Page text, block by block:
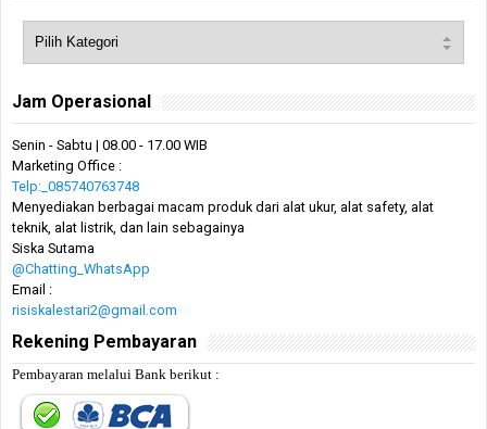
Jam Operasional
Senin - Sabtu | 08.00 - 17.00 WIB
Marketing Office :
Telp:_085740763748
Menyediakan berbagai macam produk dari alat ukur, alat safety, alat
teknik, alat listrik, dan lain sebagainya
Siska Sutama
@Chatting_WhatsApp
Email :
risiskalestari2@gmail.com
Rekening Pembayaran
Pembayaran melalui Bank berikut :